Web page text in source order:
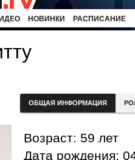
НОВИНКИ РАСПИСАНИЕ
ОБЩАЯ ИНФОРМАЦИЯ
Возраст: 59 лет
Дата рождения: